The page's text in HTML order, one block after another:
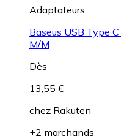
Adaptateurs
Baseus USB Type
M/M
Dès
13,55 €
chez Rakuten
+2 marchands